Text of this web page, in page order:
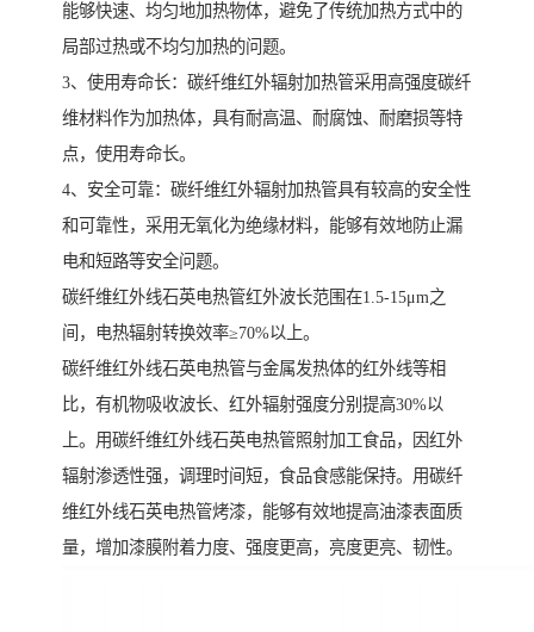
能够快速、均匀地加热物体，避免了传统加热方式中的
局部过热或不均匀加热的问题。
3、使用寿命长：碳纤维红外辐射加热管采用高强度碳纤
维材料作为加热体，具有耐高温、耐腐蚀、耐磨损等特
点，使用寿命长。
4、安全可靠：碳纤维红外辐射加热管具有较高的安全性
和可靠性，采用无氧化为绝缘材料，能够有效地防止漏
电和短路等安全问题。
碳纤维红外线石英电热管红外波长范围在1.5-15μm之
间，电热辐射转换效率≥70%以上。
碳纤维红外线石英电热管与金属发热体的红外线等相
比，有机物吸收波长、红外辐射强度分别提高30%以
上。用碳纤维红外线石英电热管照射加工食品，因红外
辐射渗透性强，调理时间短，食品食感能保持。用碳纤
维红外线石英电热管烤漆，能够有效地提高油漆表面质
量，增加漆膜附着力度、强度更高，亮度更亮、韧性。